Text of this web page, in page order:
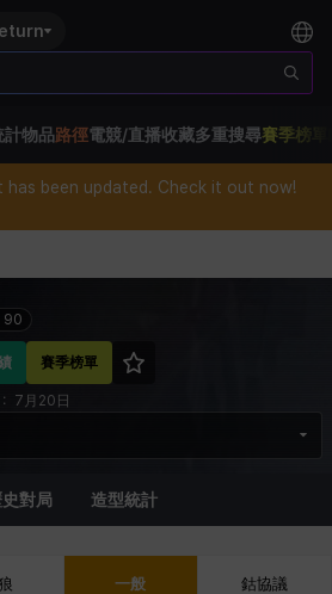
計物品路徑電競/直播收藏多重搜尋賽季榜單
has been updated. Check it out now!
90
賽季榜單
7月20日
史對局 造型統計
一般 鈷協議